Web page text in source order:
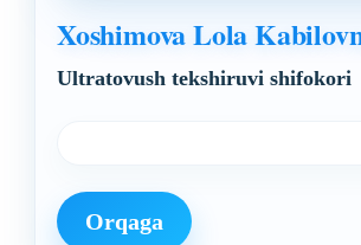
Xoshimova Lola
Ultratovush tekshiruvi shifokori
Orqaga